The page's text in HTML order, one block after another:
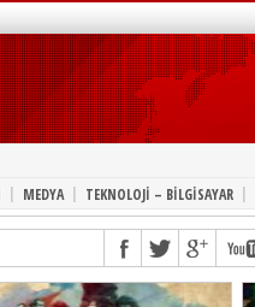
| MEDYA | TEKNOLOJİ – BİLGİSAYAR |